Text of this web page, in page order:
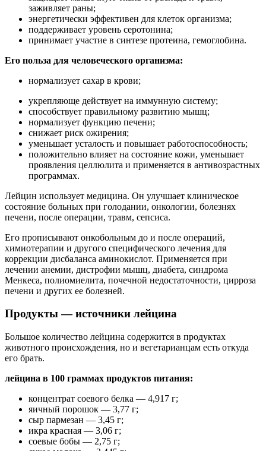
заживляет раны;
энергетически эффективен для клеток организма;
поддерживает уровень серотонина;
принимает участие в синтезе протеина, гемоглобина.
Его польза для человеческого организма:
нормализует сахар в крови;
укрепляюще действует на иммунную систему;
способствует правильному развитию мышц;
нормализует функцию печени;
снижает риск ожирения;
уменьшает усталость и повышает работоспособность;
положительно влияет на состояние кожи, уменьшает
проявления целлюлита и применяется в антивозрастных
программах.
Лейцин использует медицина. Он улучшает клиническое
состояние больных при голодании, онкологии, болезнях
печени, после операции, травм, сепсиса.
Его прописывают онкобольным до и после операций,
химиотерапии и другого специфического лечения для
коррекции дисбаланса аминокислот. Применяется при
лечении анемии, дистрофии мышц, диабета, синдрома
Менкеса, полиомиелита, почечной недостаточности, цирроза
печени и других ее болезней.
Продукты — источники лейцина
Большое количество лейцина содержится в продуктах
животного происхождения, но и вегетарианцам есть откуда
его брать.
лейцина в 100 граммах продуктов питания:
концентрат соевого белка — 4,917 г;
яичный порошок — 3,77 г;
сыр пармезан — 3,45 г;
икра красная — 3,06 г;
соевые бобы — 2,75 г;